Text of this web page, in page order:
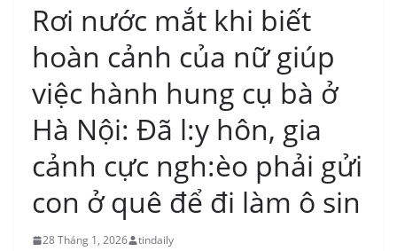
Rơi nước mắt khi biết
hoàn cảnh của nữ giúp
việc hành hung cụ bà ở
Hà Nội: Đã l:y hôn, gia
cảnh cực ngh:èo phải gửi
con ở quê để đi làm ô sin
28 Tháng 1, 2026 tindaily